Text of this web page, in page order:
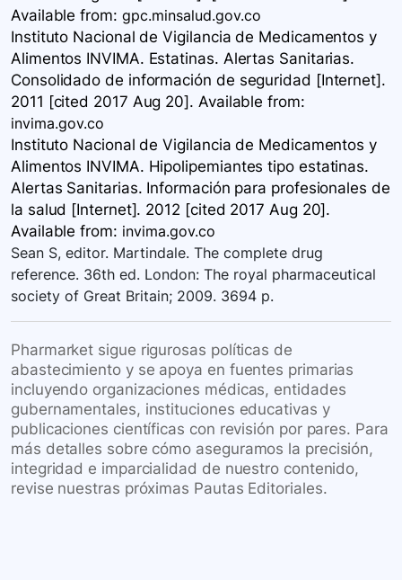
Available from: gpc.minsalud.gov.co
Instituto Nacional de Vigilancia de Medicamentos y
Alimentos INVIMA. Estatinas. Alertas Sanitarias.
Consolidado de información de seguridad [Internet].
2011 [cited 2017 Aug 20]. Available from:
invima.gov.co
Instituto Nacional de Vigilancia de Medicamentos y
Alimentos INVIMA. Hipolipemiantes tipo estatinas.
Alertas Sanitarias. Información para profesionales de
la salud [Internet]. 2012 [cited 2017 Aug 20].
Available from: invima.gov.co
Sean S, editor. Martindale. The complete drug
reference. 36th ed. London: The royal pharmaceutical
society of Great Britain; 2009. 3694 p.
Pharmarket sigue rigurosas políticas de
abastecimiento y se apoya en fuentes primarias
incluyendo organizaciones médicas, entidades
gubernamentales, instituciones educativas y
publicaciones científicas con revisión por pares. Para
más detalles sobre cómo aseguramos la precisión,
integridad e imparcialidad de nuestro contenido,
revise nuestras próximas Pautas Editoriales.